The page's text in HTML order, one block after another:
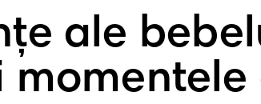
ale
momentele